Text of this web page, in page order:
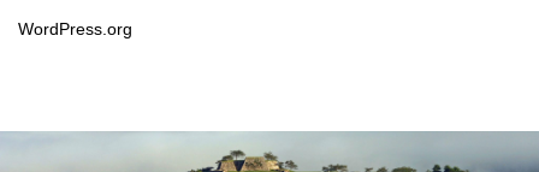
WordPress.org